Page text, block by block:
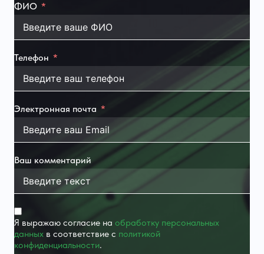
ФИО
Телефон
Электронная почта
Ваш комментарий
Я выражаю согласие на обработку персональных
данных в соответствие с политикой
конфиденциальности.